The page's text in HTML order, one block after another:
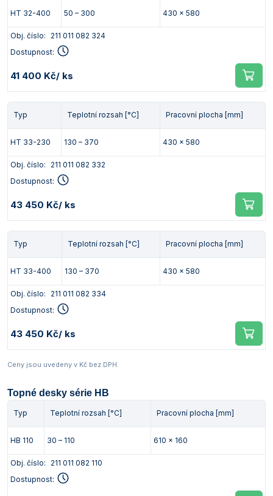
HT 32-400 50 – 300 430 x 580
Obj. číslo:
211 011 082 324
Dostupnost:
41 400 Kč/ ks
Typ Teplotní rozsah [°C] Pracovní plocha [mm]
HT 33-230 130 – 370 430 x 580
Obj. číslo:
211 011 082 332
Dostupnost:
43 450 Kč/ ks
Typ Teplotní rozsah [°C] Pracovní plocha [mm]
HT 33-400 130 – 370 430 x 580
Obj. číslo:
211 011 082 334
Dostupnost:
43 450 Kč/ ks
Ceny jsou uvedeny v Kč bez DPH.
Topné desky série HB
Typ Teplotní rozsah [°C] Pracovní plocha [mm]
HB 110 30 – 110 610 x 160
Obj. číslo:
211 011 082 110
Dostupnost: